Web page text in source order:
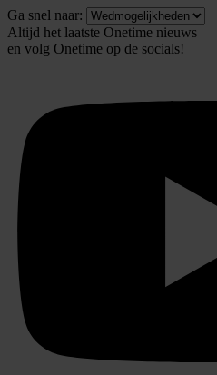
Ga snel naar:
Altijd het laatste Onetime nieuws
en volg Onetime op de socials!